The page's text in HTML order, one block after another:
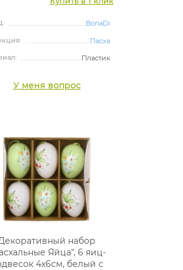
BonaDi
Пасха
Пластик
У меня вопрос
набор
Яйца", 6 яиц-
4х6см, белый с